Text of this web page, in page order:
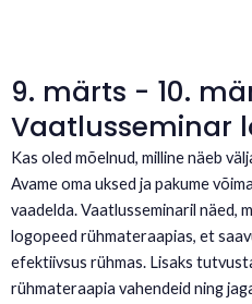
9. märts - 10.
Vaatlusseminar
Kas oled mõelnud, milline näeb
Avame oma uksed ja pakume
vaadelda. Vaatlusseminaril näed,
logopeed rühmateraapias, et
efektiivsus rühmas. Lisaks
rühmateraapia vahendeid ning